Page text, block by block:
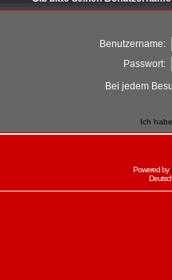
Benutzername:
Passwort:
Bei jedem
Ich
Powered by